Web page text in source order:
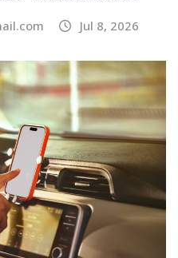
Jul 8, 2026